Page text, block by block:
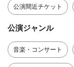
公演間近チケット
公演ジャンル
音楽・コンサート